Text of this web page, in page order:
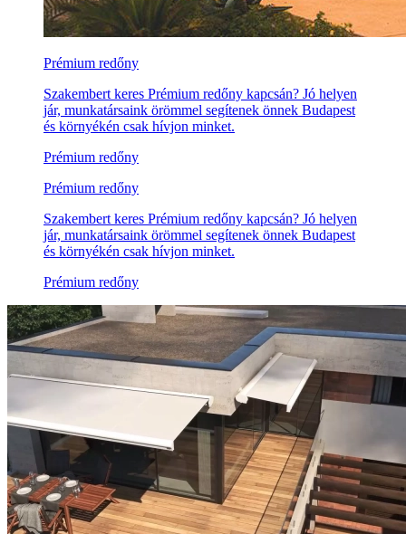
Prémium redőny
Szakembert keres Prémium redőny kapcsán? Jó helyen
jár, munkatársaink örömmel segítenek önnek Budapest
és környékén csak hívjon minket.
Prémium redőny
Prémium redőny
Szakembert keres Prémium redőny kapcsán? Jó helyen
jár, munkatársaink örömmel segítenek önnek Budapest
és környékén csak hívjon minket.
Prémium redőny